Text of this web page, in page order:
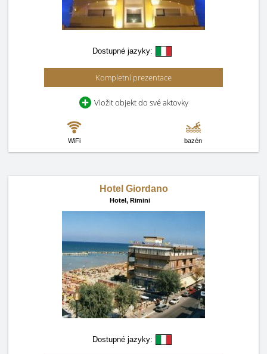
Dostupné jazyky:
Kompletní prezentace
Vložit objekt do své aktovky
WiFi bazén
Hotel Giordano
Hotel, Rimini
Dostupné jazyky: